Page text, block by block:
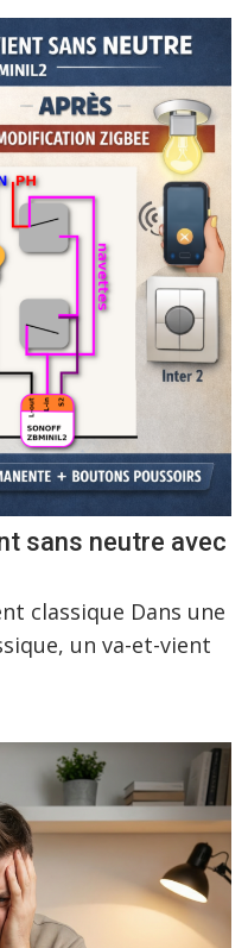
sans neutre avec
classique Dans une
un va-et-vient